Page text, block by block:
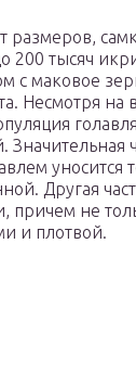
размеров,
200 тысяч
с маковое
Несмотря на
Значительная
уносится
Другая
причем не
и плотвой.